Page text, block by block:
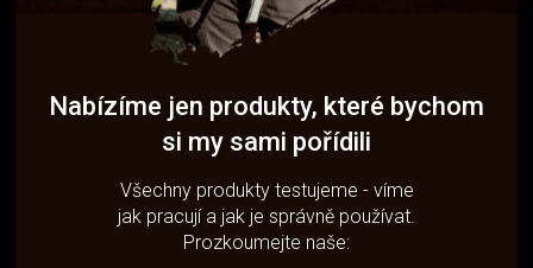
Nabízíme jen produkty, které bychom
si my sami pořídili
Všechny produkty testujeme - víme
jak pracují a jak je správně používat.
Prozkoumejte naše: